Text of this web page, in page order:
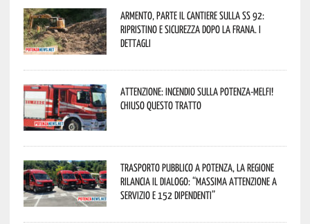
Armento, parte il cantiere sulla SS 92:
ripristino e sicurezza dopo la frana. I
dettagli
Attenzione: incendio sulla Potenza-Melfi!
Chiuso questo tratto
Trasporto pubblico a Potenza, la Regione
rilancia il dialogo: “Massima attenzione a
servizio e 152 dipendenti”